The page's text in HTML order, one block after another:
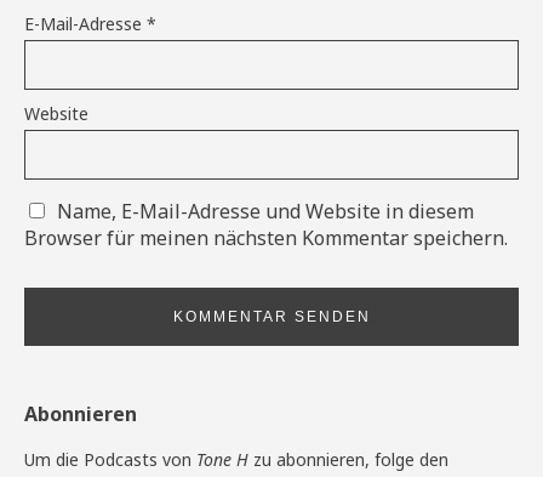
E-Mail-Adresse *
Website
Name, E-Mail-Adresse und Website in diesem
Browser für meinen nächsten Kommentar speichern.
Abonnieren
Um die Podcasts von Tone H zu abonnieren, folge den